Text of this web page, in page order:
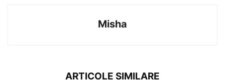
Misha
ARTICOLE SIMILARE